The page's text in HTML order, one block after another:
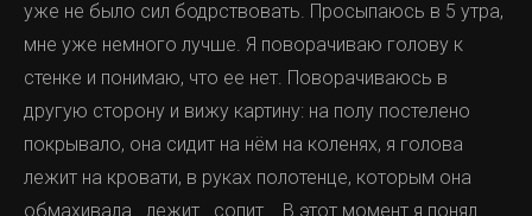
уже не было сил бодрствовать. Просыпаюсь в 5 утра,
мне уже немного лучше. Я поворачиваю голову к
стенке и понимаю, что ее нет. Поворачиваюсь в
другую сторону и вижу картину: на полу постелено
покрывало, она сидит на нём на коленях, я голова
лежит на кровати, в руках полотенце, которым она
обмахивала...лежит...сопит... В этот момент я понял